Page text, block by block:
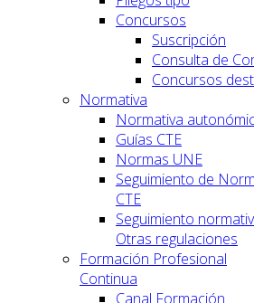
Concursos
Suscripción
Consulta de
Concursos
Normativa
Normativa
Guías CTE
Normas UNE
Seguimiento de
CTE
Seguimiento
Otras regulaciones
Formación Profesional
Continua
Canal Formación